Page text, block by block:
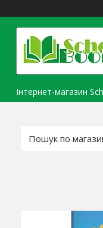
Інтернет-магазин